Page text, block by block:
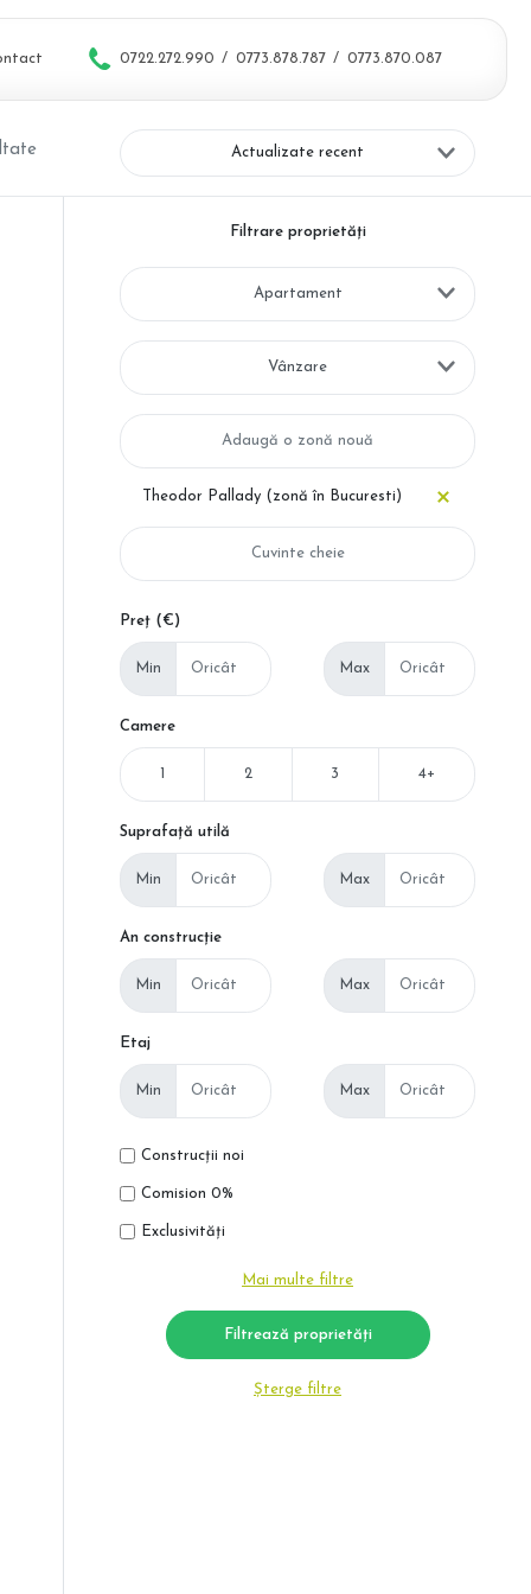
0722.272.990 / 0773.878.787 / 0773.870.087
Actualizate recent
Filtrare proprietăți
Apartament
Vânzare
Theodor Pallady (zonă în Bucuresti)
Preț (€)
Min Max
Camere
1 2 3 4+
Suprafață utilă
Min Max
An construcție
Min Max
Etaj
Min Max
Construcții noi
Comision 0%
Exclusivități
Mai multe filtre
Șterge filtre